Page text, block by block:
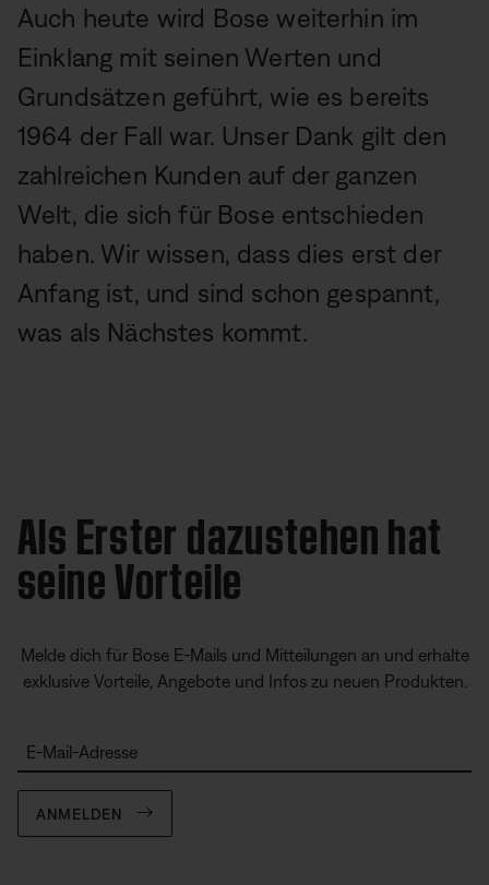
Auch heute wird Bose weiterhin im
Einklang mit seinen Werten und
Grundsätzen geführt, wie es bereits
1964 der Fall war. Unser Dank gilt den
zahlreichen Kunden auf der ganzen
Welt, die sich für Bose entschieden
haben. Wir wissen, dass dies erst der
Anfang ist, und sind schon gespannt,
was als Nächstes kommt.
Als Erster dazustehen hat
seine Vorteile
Melde dich für Bose E-Mails und Mitteilungen an und erhalte
exklusive Vorteile, Angebote und Infos zu neuen Produkten.
E-Mail-Adresse
ANMELDEN